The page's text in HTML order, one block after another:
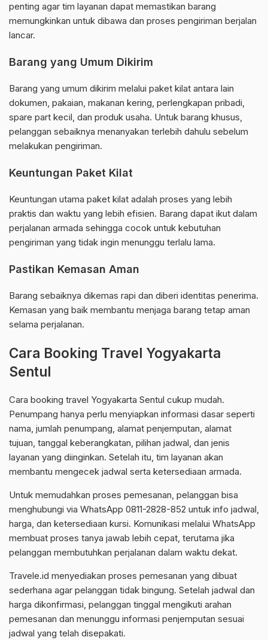
penting agar tim layanan dapat memastikan barang
memungkinkan untuk dibawa dan proses pengiriman berjalan
lancar.
Barang yang Umum Dikirim
Barang yang umum dikirim melalui paket kilat antara lain
dokumen, pakaian, makanan kering, perlengkapan pribadi,
spare part kecil, dan produk usaha. Untuk barang khusus,
pelanggan sebaiknya menanyakan terlebih dahulu sebelum
melakukan pengiriman.
Keuntungan Paket Kilat
Keuntungan utama paket kilat adalah proses yang lebih
praktis dan waktu yang lebih efisien. Barang dapat ikut dalam
perjalanan armada sehingga cocok untuk kebutuhan
pengiriman yang tidak ingin menunggu terlalu lama.
Pastikan Kemasan Aman
Barang sebaiknya dikemas rapi dan diberi identitas penerima.
Kemasan yang baik membantu menjaga barang tetap aman
selama perjalanan.
Cara Booking Travel Yogyakarta
Sentul
Cara booking travel Yogyakarta Sentul cukup mudah.
Penumpang hanya perlu menyiapkan informasi dasar seperti
nama, jumlah penumpang, alamat penjemputan, alamat
tujuan, tanggal keberangkatan, pilihan jadwal, dan jenis
layanan yang diinginkan. Setelah itu, tim layanan akan
membantu mengecek jadwal serta ketersediaan armada.
Untuk memudahkan proses pemesanan, pelanggan bisa
menghubungi via WhatsApp 0811-2828-852 untuk info jadwal,
harga, dan ketersediaan kursi. Komunikasi melalui WhatsApp
membuat proses tanya jawab lebih cepat, terutama jika
pelanggan membutuhkan perjalanan dalam waktu dekat.
Travele.id menyediakan proses pemesanan yang dibuat
sederhana agar pelanggan tidak bingung. Setelah jadwal dan
harga dikonfirmasi, pelanggan tinggal mengikuti arahan
pemesanan dan menunggu informasi penjemputan sesuai
jadwal yang telah disepakati.